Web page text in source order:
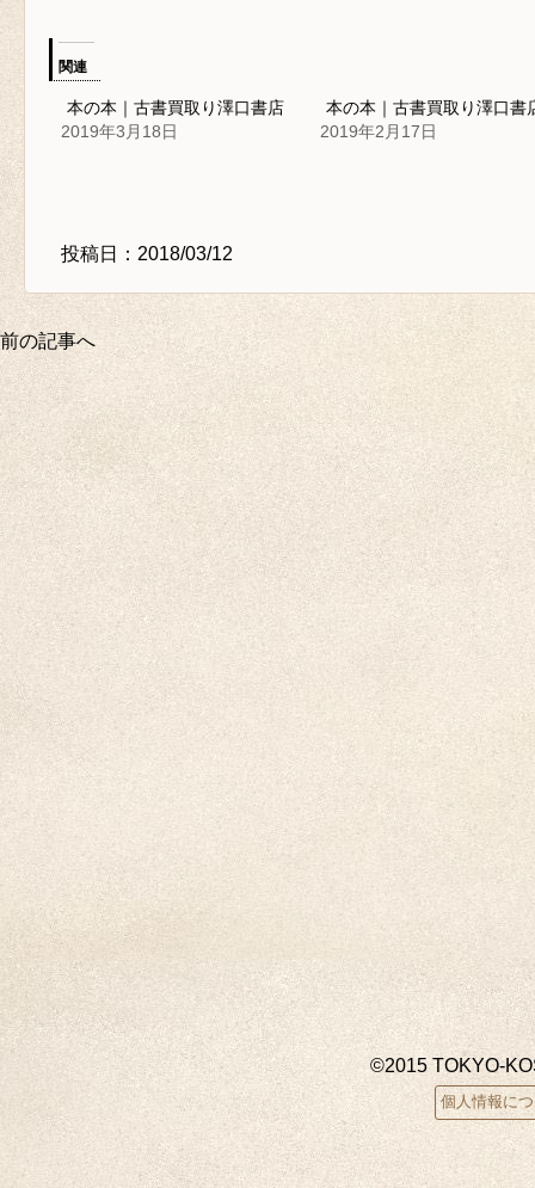
関連
本の本｜古書買取り澤口書店
2019年3月18日
本の本｜古書買取り澤口書
2019年2月17日
投稿日：2018/03/12
前の記事へ
©2015 TOKYO-
個人情報に